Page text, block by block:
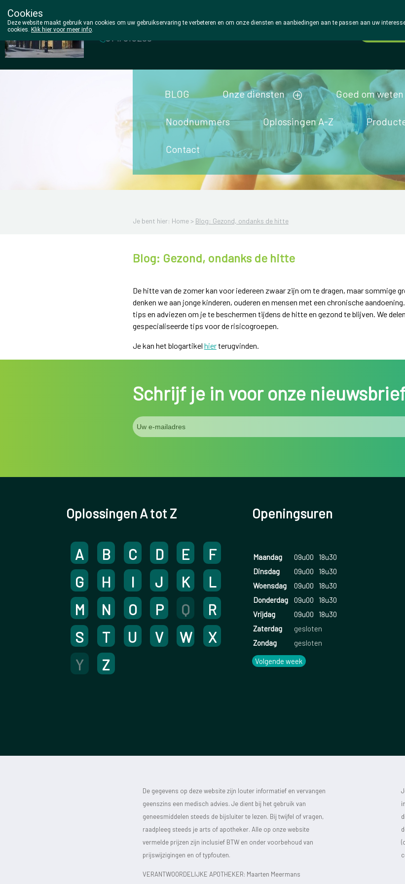
Wezel Pharma
014/810298
BLOG Onze diensten Goed om weten
Noodnummers Oplossingen A-Z
Contact
Je bent hier: Home > Blog: Gezond, ondanks de hitte
Blog: Gezond, ondanks de hitte
De hitte van de zomer kan voor iedereen zwaar zijn om te dragen, maar sommige
denken we aan jonge kinderen, ouderen en mensen met een chronische
tips en adviezen om je te beschermen tijdens de hitte en gezond te blijven. We
gespecialiseerde tips voor de risicogroepen.
Je kan het blogartikel hierterugvinden.
Schrijf je in voor onze
Oplossingen A tot Z
A B C D E
F
G
H I J K
L
M
N O P Q
R
S
T U V W
X
Y
Z
Openingsuren
Maandag 09u00
18u30
Dinsdag
09u00
18u30
Woensdag
09u00
18u30
Donderdag
09u00
18u30
Vrijdag
09u00
18u30
Zaterdag
gesloten
Zondag
gesloten
Volgende week
De gegevens op deze website zijn louter informatief en vervangen
geenszins een medisch advies. Je dient bij het gebruik van
geneesmiddelen steeds de bijsluiter te lezen. Bij twijfel of vragen,
raadpleeg steeds je arts of apotheker. Alle op onze website
vermelde prijzen zijn inclusief BTW en onder voorbehoud van
prijswijzigingen en of typfouten.
VERANTWOORDELIJKE APOTHEKER: Maarten Meermans
Cookies
Deze website maakt gebruik van cookies om uw gebruikservaring te verbeteren en om onze diensten en aanbiedingen aan te passen aan uw
cookies. Klik hier voor meer info.